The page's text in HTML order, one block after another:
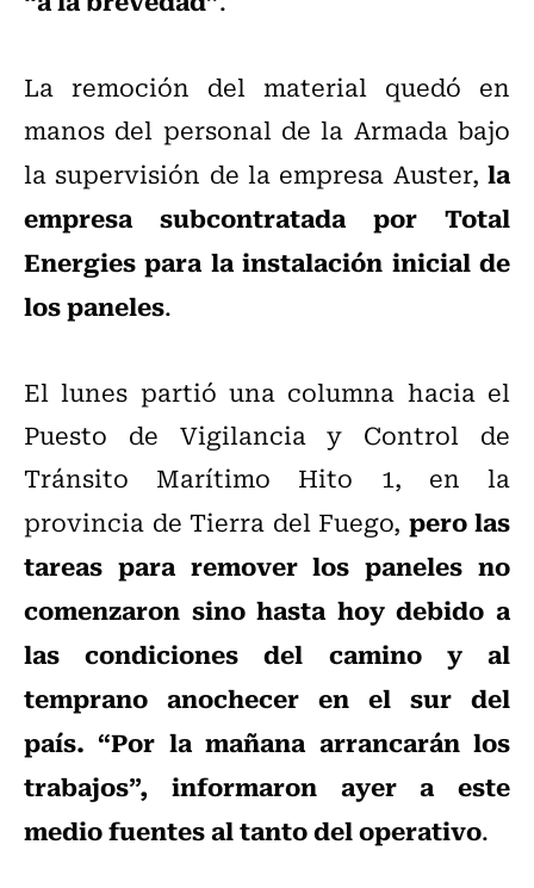
La remoción del material quedó en
manos del personal de la Armada bajo
la supervisión de la empresa Auster, la
empresa subcontratada por Total
Energies para la instalación inicial de
los paneles.
El lunes partió una columna hacia el
Puesto de Vigilancia y Control de
Tránsito Marítimo Hito 1, en la
provincia de Tierra del Fuego, pero las
tareas para remover los paneles no
comenzaron sino hasta hoy debido a
las condiciones del camino y al
temprano anochecer en el sur del
país. “Por la mañana arrancarán los
trabajos”, informaron ayer a este
medio fuentes al tanto del operativo.